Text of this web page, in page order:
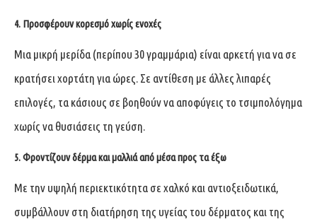
4. Προσφέρουν κορεσμό χωρίς ενοχές
Μια μικρή μερίδα (περίπου 30 γραμμάρια) είναι αρκετή για να σε
κρατήσει χορτάτη για ώρες. Σε αντίθεση με άλλες λιπαρές
επιλογές, τα κάσιους σε βοηθούν να αποφύγεις το τσιμπολόγημα
χωρίς να θυσιάσεις τη γεύση.
5. Φροντίζουν δέρμα και μαλλιά από μέσα προς τα έξω
Με την υψηλή περιεκτικότητα σε χαλκό και αντιοξειδωτικά,
συμβάλλουν στη διατήρηση της υγείας του δέρματος και της